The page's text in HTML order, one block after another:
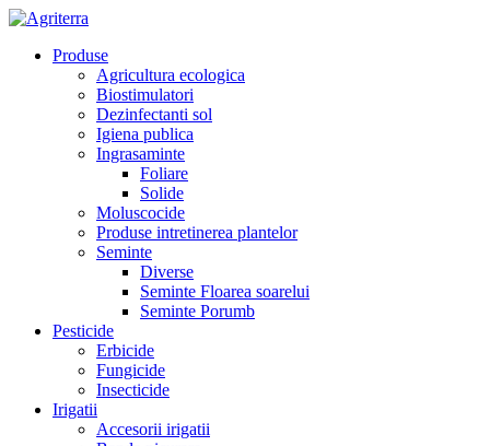
Produse
Agricultura ecologica
Biostimulatori
Dezinfectanti sol
Igiena publica
Ingrasaminte
Foliare
Solide
Moluscocide
Produse intretinerea plantelor
Seminte
Diverse
Seminte Floarea soarelui
Seminte Porumb
Pesticide
Erbicide
Fungicide
Insecticide
Irigatii
Accesorii irigatii